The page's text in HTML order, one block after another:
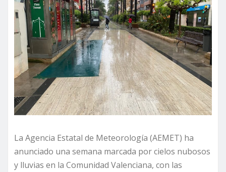
La Agencia Estatal de Meteorología (AEMET) ha
anunciado una semana marcada por cielos nubosos
y lluvias en la Comunidad Valenciana, con las